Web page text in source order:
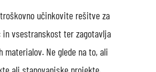
učinkovite rešitve za
in vsestranskost ter zagotavlja
Ne glede na to, ali
ali stanovanjske projekte,